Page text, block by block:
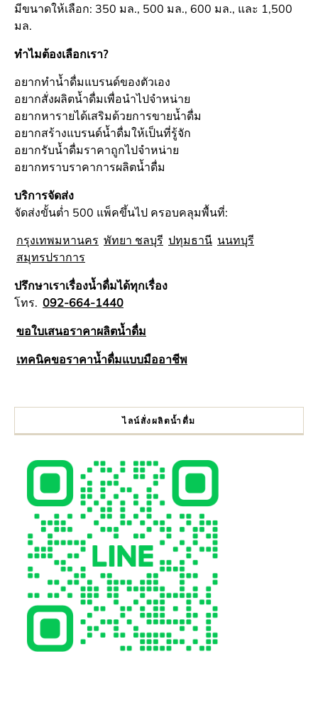
มีขนาดให้เลือก: 350 มล., 500 มล., 600 มล., และ 1,500
มล.
ทำไมต้องเลือกเรา?
อยากทำน้ำดื่มแบรนด์ของตัวเอง
อยากสั่งผลิตน้ำดื่มเพื่อนำไปจำหน่าย
อยากหารายได้เสริมด้วยการขายน้ำดื่ม
อยากสร้างแบรนด์น้ำดื่มให้เป็นที่รู้จัก
อยากรับน้ำดื่มราคาถูกไปจำหน่าย
อยากทราบราคาการผลิตน้ำดื่ม
บริการจัดส่ง
จัดส่งขั้นต่ำ 500 แพ็คขึ้นไป ครอบคลุมพื้นที่:
กรุงเทพมหานคร พัทยา ชลบุรี ปทุมธานี นนทบุรี
สมุทรปราการ
ปรึกษาเราเรื่องน้ำดื่มได้ทุกเรื่อง
โทร. 092-664-1440
ขอใบเสนอราคาผลิตน้ำดื่ม
เทคนิคขอราคาน้ำดื่มแบบมืออาชีพ
ไลน์สั่งผลิตน้ำดื่ม